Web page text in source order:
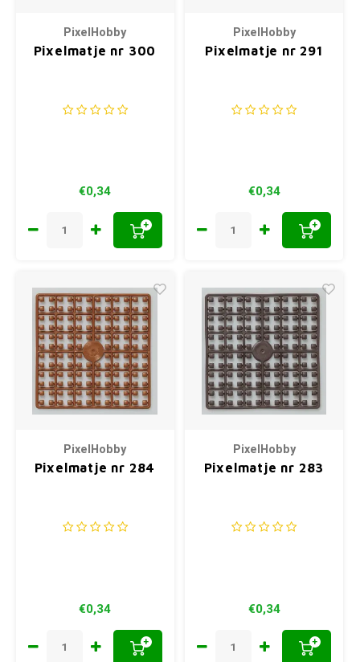
PixelHobby
Pixelmatje nr 300
€0,34
+
PixelHobby
Pixelmatje nr 291
€0,34
+
PixelHobby
Pixelmatje nr 284
€0,34
+
PixelHobby
Pixelmatje nr 283
€0,34
+